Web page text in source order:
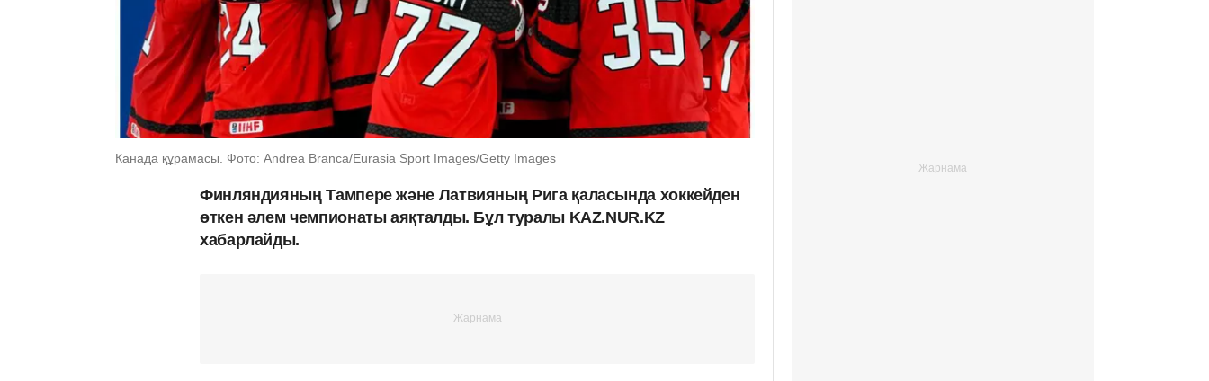
Канада құрамасы. Фото: Andrea Branca/Eurasia Sport Images/Getty Images
Финляндияның Тампере және Латвияның Рига қаласында хоккейден
өткен әлем чемпионаты аяқталды. Бұл туралы KAZ.NUR.KZ
хабарлайды.